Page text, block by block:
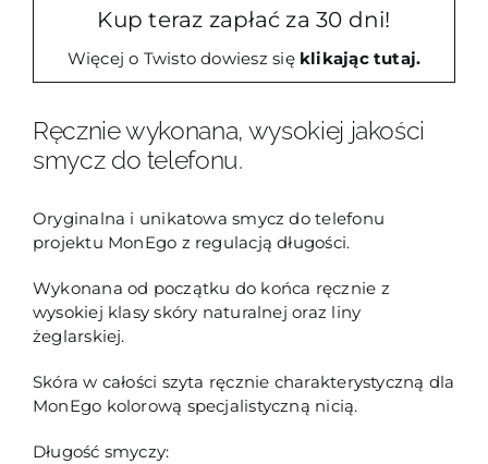
Kup teraz zapłać za 30 dni!
Więcej o Twisto dowiesz się klikając tutaj.
Ręcznie wykonana, wysokiej jakości
smycz do telefonu.
Oryginalna i unikatowa smycz do telefonu
projektu MonEgo z regulacją długości.
Wykonana od początku do końca ręcznie z
wysokiej klasy skóry naturalnej oraz liny
żeglarskiej.
Skóra w całości szyta ręcznie charakterystyczną dla
MonEgo kolorową specjalistyczną nicią.
Długość smyczy: